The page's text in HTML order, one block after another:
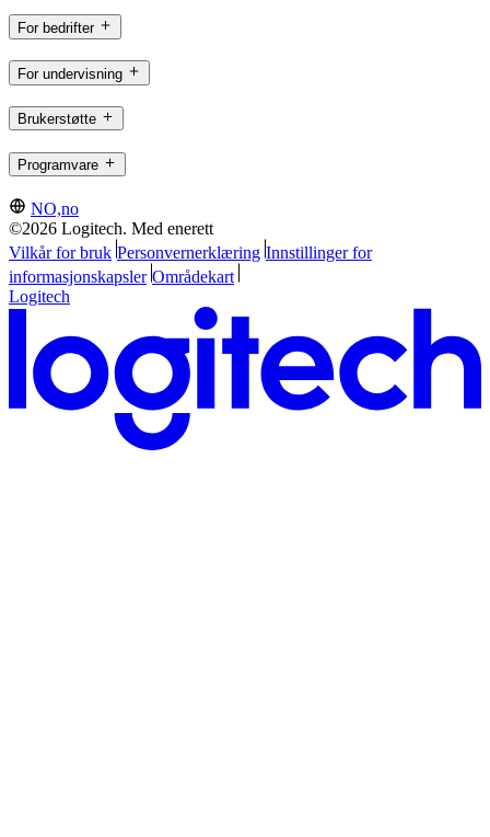
For bedrifter
For undervisning
Brukerstøtte
Programvare
NO,no
©2026 Logitech. Med enerett
Vilkår for bruk Personvernerklæring Innstillinger for
informasjonskapsler Områdekart
Logitech